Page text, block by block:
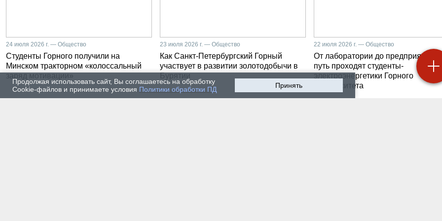
Продолжая использовать сайт, Вы соглашаетесь на обработку
Cookie-файлов и принимаете условия Политики обработки ПД Принять
24 июля 2026 г. — Общество
Студенты Горного получили на
Минском тракторном «колоссальный
заряд мотивации»
23 июля 2026 г. — Общество
Как Санкт-Петербургский Горный
участвует в развитии золотодобычи в
Бурятии
22 июля 2026 г. — Общество
От лаборатории до предприятия:
путь проходят студенты-
электроэнергетики Горного
университета